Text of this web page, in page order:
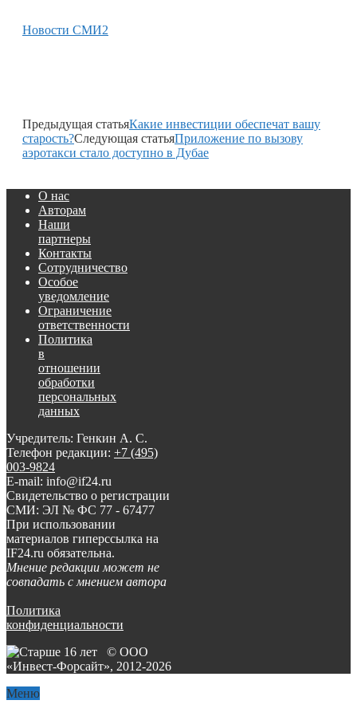
Новости СМИ2
Предыдущая статьяКакие инвестиции обеспечат вашу
старость?Следующая статьяПриложение по вызову
аэротакси стало доступно в Дубае
О нас
Авторам
Наши
партнеры
Контакты
Сотрудничество
Особое
уведомление
Ограничение
ответственности
Политика
в
отношении
обработки
персональных
данных
Учредитель: Генкин А. С.
Телефон редакции: +7 (495)
003-9824
E-mail: info@if24.ru
Свидетельство о регистрации
СМИ: ЭЛ № ФС 77 - 67477
При использовании
материалов гиперссылка на
IF24.ru обязательна.
Мнение редакции может не
совпадать с мнением автора
Политика
конфиденциальности
© ООО
«Инвест-Форсайт», 2012-2026
Меню